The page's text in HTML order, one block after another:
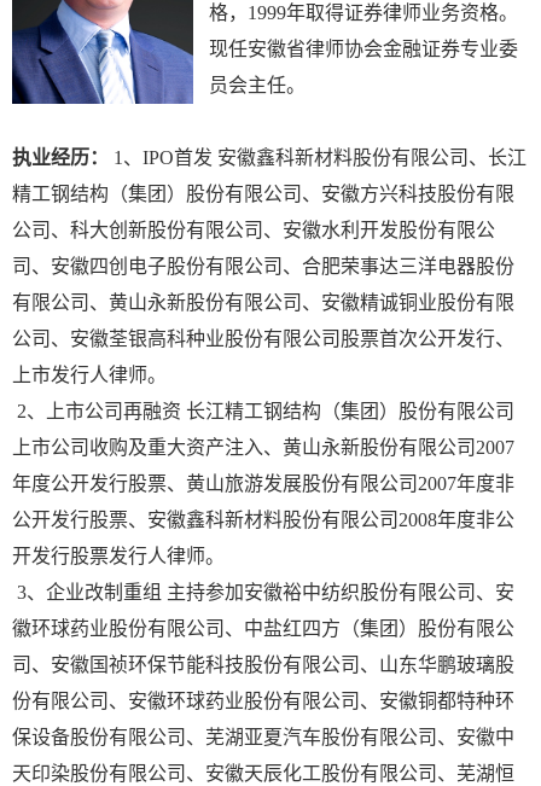
格，1999年取得证券律师业务资格。
现任安徽省律师协会金融证券专业委
员会主任。
执业经历：
1、IPO首发 安徽鑫科新材料股份有限公司、长江
精工钢结构（集团）股份有限公司、安徽方兴科技股份有限
公司、科大创新股份有限公司、安徽水利开发股份有限公
司、安徽四创电子股份有限公司、合肥荣事达三洋电器股份
有限公司、黄山永新股份有限公司、安徽精诚铜业股份有限
公司、安徽荃银高科种业股份有限公司股票首次公开发行、
上市发行人律师。
2、上市公司再融资 长江精工钢结构（集团）股份有限公司
上市公司收购及重大资产注入、黄山永新股份有限公司2007
年度公开发行股票、黄山旅游发展股份有限公司2007年度非
公开发行股票、安徽鑫科新材料股份有限公司2008年度非公
开发行股票发行人律师。
3、企业改制重组 主持参加安徽裕中纺织股份有限公司、安
徽环球药业股份有限公司、中盐红四方（集团）股份有限公
司、安徽国祯环保节能科技股份有限公司、山东华鹏玻璃股
份有限公司、安徽环球药业股份有限公司、安徽铜都特种环
保设备股份有限公司、芜湖亚夏汽车股份有限公司、安徽中
天印染股份有限公司、安徽天辰化工股份有限公司、芜湖恒